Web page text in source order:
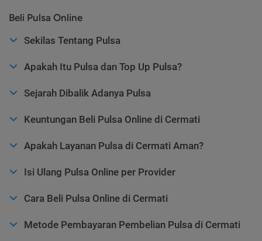
Beli Pulsa Online
Sekilas Tentang Pulsa
Apakah Itu Pulsa dan Top Up Pulsa?
Sejarah Dibalik Adanya Pulsa
Keuntungan Beli Pulsa Online di Cermati
Apakah Layanan Pulsa di Cermati Aman?
Isi Ulang Pulsa Online per Provider
Cara Beli Pulsa Online di Cermati
Metode Pembayaran Pembelian Pulsa di Cermati